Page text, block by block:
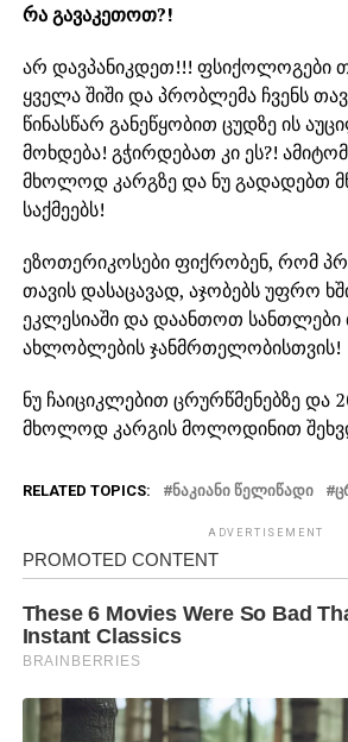
რა გავაკეთოთ?!
არ დავპანიკდეთ!!! ფსიქოლოგები
ყველა შიში და პრობლემა ჩვენს
წინასწარ განეწყობით ცუდზე ის
მოხდება! გჭირდებათ კი ეს?!
მხოლოდ კარგზე და ნუ გადადებთ
საქმეებს!
ეზოთერიკოსები ფიქრობენ, რომ
თავის დასაცავად, აჯობებს უფრო
ეკლესიაში და დაანთოთ სანთლები
ახლობლების ჯანმრთელობისთვის!
ნუ ჩაიციკლებით ცრურწმენებზე და
მხოლოდ კარგის მოლოდინით
RELATED TOPICS: ᲜᲐᲙᲘᲐᲜᲘ ᲬᲔᲚᲘᲬᲐᲓᲘ
ADVERTISEMENT